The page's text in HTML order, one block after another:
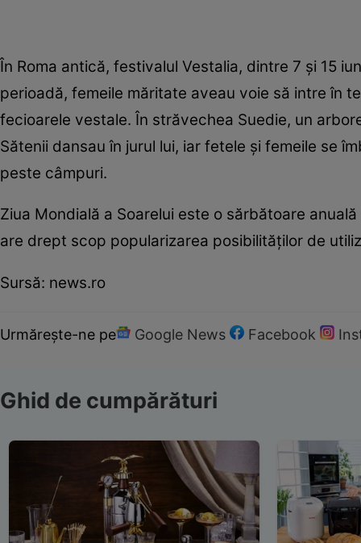
În Roma antică, festivalul Vestalia, dintre 7 şi 15
perioadă, femeile măritate aveau voie să intre în
fecioarele vestale. În străvechea Suedie, un
Sătenii dansau în jurul lui, iar fetele şi femeile se
peste câmpuri.
Ziua Mondială a Soarelui este o sărbătoare
are drept scop popularizarea posibilităţilor de
Sursă: news.ro
Urmărește-ne pe Google News Facebook
Ghid de cumpărături